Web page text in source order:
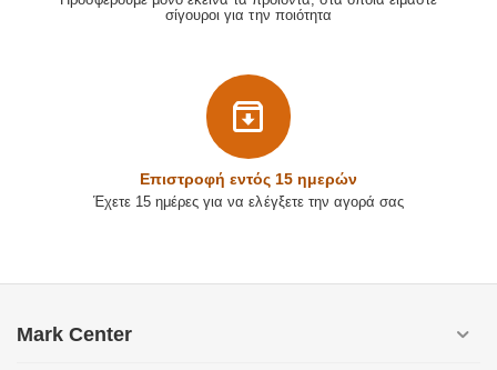
σίγουροι για την ποιότητα
Επιστρoφή εντός 15 ημερών
Έχετε 15 ημέρες για να ελέγξετε την αγορά σας
Mark Center